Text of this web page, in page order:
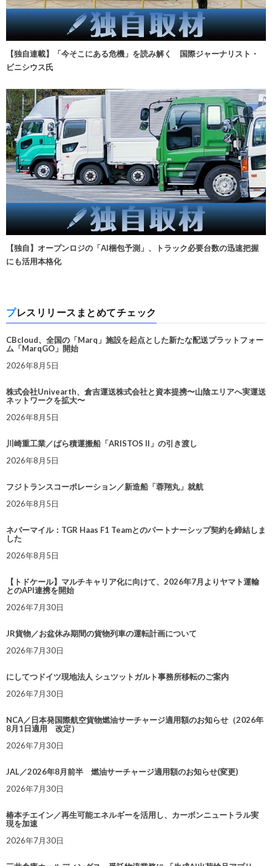
【独自連載】「今そこにある危機」を読み解く 国際ジャーナリスト・
ビニシウス氏
【独自】オープンロジの「AI梱包予測」、トラック必要台数の迅速把握
にも活用本格化
プレスリリースまとめてチェック
CBcloud、全国の「Marq」施設を起点とした新たな配送プラットフォー
ム「MarqGO」開始
2026年8月5日
株式会社Univearth、倉吉運送株式会社と資本提携〜山陰エリアへ実運送
ネットワークを拡大〜
2026年8月5日
川崎重工業／ばら積運搬船「ARISTOS II」の引き渡し
2026年8月5日
フジトランスコーポレーション／新造船「蓉翔丸」就航
2026年8月5日
ネバーマイル：TGR Haas F1 Teamとのパートナーシップ契約を締結しま
した
2026年8月5日
【トドケール】マルチキャリア化に向けて、2026年7月よりヤマト運輸
とのAPI連携を開始
2026年7月30日
JR貨物／お盆休み期間の貨物列車の運転計画について
2026年7月30日
にしてつドイツ現地法人 シュツットガルト事務所移転のご案内
2026年7月30日
NCA／日本発国際航空貨物燃油サーチャージ適用額のお知らせ（2026年
8月1日適用 改定）
2026年7月30日
JAL／2026年8月前半 燃油サーチャージ適用額のお知らせ(変更)
2026年7月30日
椿本チエイン／再生可能エネルギーを活用し、カーボンニュートラル実
現を加速
2026年7月30日